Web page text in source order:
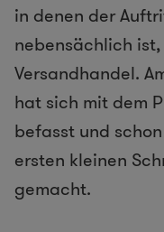
in denen der
nebensächlich
Versandhandel.
hat sich mit dem
befasst und
ersten kleinen
gemacht.